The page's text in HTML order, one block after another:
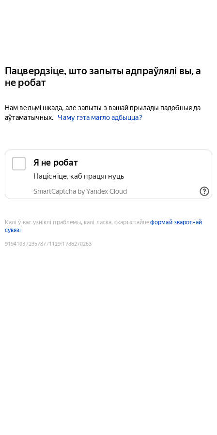
Пацвердзіце, што запыты адпраўлялі вы, а
не робат
Нам вельмі шкада, але запыты з вашай прылады падобныя да
аўтаматычных.
Чаму гэта магло адбыцца?
Я не робат
Націсніце, каб працягнуць
SmartCaptcha by Yandex Cloud
Калі ў вас узніклі праблемы, калі ласка, скарыстайцеформай зваротнай
сувязі
9194103723578771129:1786270263